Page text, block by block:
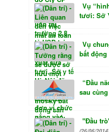
Vụ
tươi: Sở
Vụ
bất động
“Đầu
sau cùng
"Đầu